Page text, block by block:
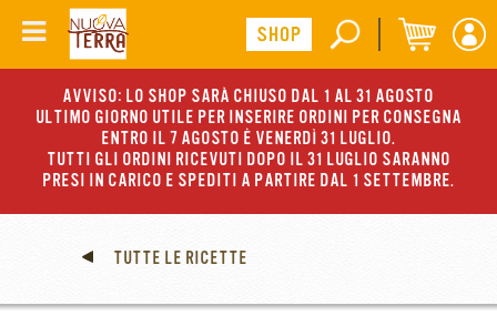
AVVISO: LO SHOP SARÀ CHIUSO DAL 1 AL 31 AGOSTO
ULTIMO GIORNO UTILE PER INSERIRE ORDINI PER CONSEGNA
ENTRO IL 7 AGOSTO È VENERDÌ 31 LUGLIO.
TUTTI GLI ORDINI RICEVUTI DOPO IL 31 LUGLIO SARANNO
PRESI IN CARICO E SPEDITI A PARTIRE DAL 1 SETTEMBRE.
TUTTE LE RICETTE